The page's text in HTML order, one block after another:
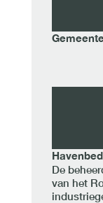
De
van het